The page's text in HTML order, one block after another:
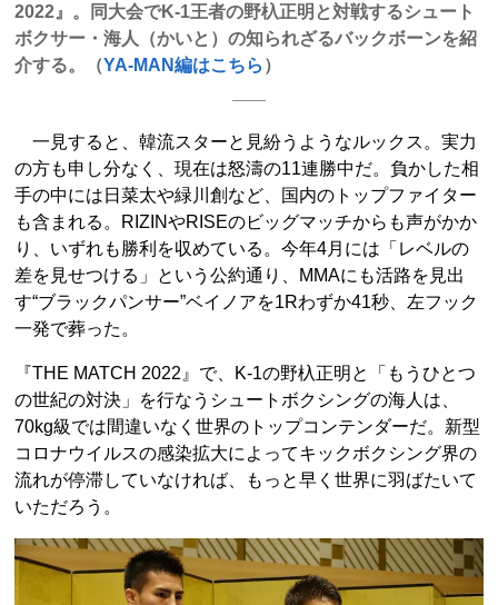
2022』。同大会でK-1王者の野杁正明と対戦するシュート
ボクサー・海人（かいと）の知られざるバックボーンを紹
介する。（YA-MAN編はこちら ）
一見すると、韓流スターと見紛うようなルックス。実力
の方も申し分なく、現在は怒濤の11連勝中だ。負かした相
手の中には日菜太や緑川創など、国内のトップファイター
も含まれる。RIZINやRISEのビッグマッチからも声がかか
り、いずれも勝利を収めている。今年4月には「レベルの
差を見せつける」という公約通り、MMAにも活路を見出
す“ブラックパンサー”ベイノアを1Rわずか41秒、左フック
一発で葬った。
『THE MATCH 2022』で、K-1の野杁正明と「もうひとつ
の世紀の対決」を行なうシュートボクシングの海人は、
70kg級では間違いなく世界のトップコンテンダーだ。新型
コロナウイルスの感染拡大によってキックボクシング界の
流れが停滞していなければ、もっと早く世界に羽ばたいて
いただろう。